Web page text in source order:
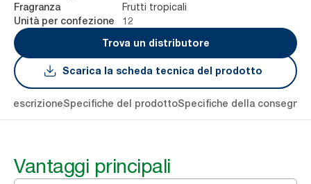
Fragranza Frutti tropicali
Unità per confezione
12
Trova un distributore
Scarica la scheda tecnica del prodotto
DescrizioneSpecifiche del prodottoSpecifiche della consegna
Vantaggi principali